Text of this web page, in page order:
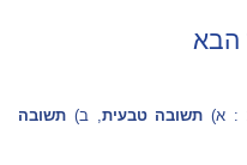
הבא
: א) תשובה טבעית, ב) תשובה